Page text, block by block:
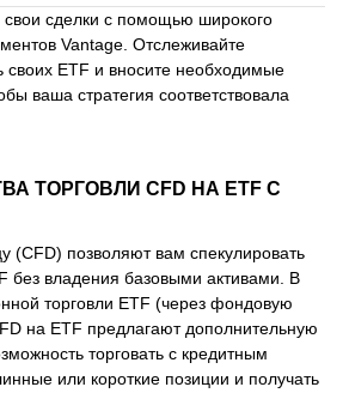
свои сделки с помощью широкого
Vantage. Отслеживайте
своих ETF и вносите необходимые
ваша стратегия соответствовала
ТОРГОВЛИ CFD НА ETF С
(CFD) позволяют вам спекулировать
без владения базовыми активами. В
торговли ETF (через фондовую
на ETF предлагают дополнительную
торговать с кредитным
или короткие позиции и получать